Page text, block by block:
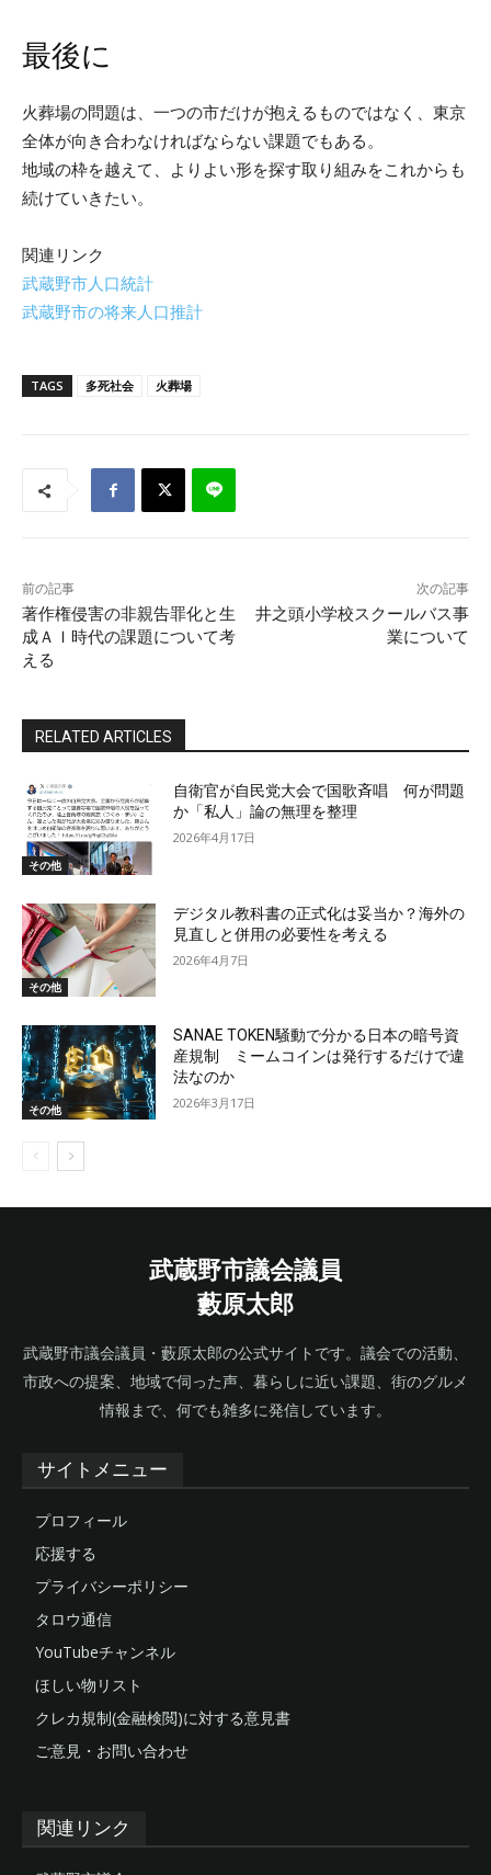
最後に
火葬場の問題は、一つの市だけが抱えるものではなく、東京
全体が向き合わなければならない課題でもある。
地域の枠を越えて、よりよい形を探す取り組みをこれからも
続けていきたい。
関連リンク
武蔵野市人口統計
武蔵野市の将来人口推計
TAGS 多死社会 火葬場
前の記事
著作権侵害の非親告罪化と生
成ＡＩ時代の課題について考
える
次の記事
井之頭小学校スクールバス事
業について
RELATED ARTICLES
その他
自衛官が自民党大会で国歌斉唱 何が問題
か「私人」論の無理を整理
2026年4月17日
その他
デジタル教科書の正式化は妥当か？海外の
見直しと併用の必要性を考える
2026年4月7日
その他
SANAE TOKEN騒動で分かる日本の暗号資
産規制 ミームコインは発行するだけで違
法なのか
2026年3月17日
武蔵野市議会議員
藪原太郎
武蔵野市議会議員・藪原太郎の公式サイトです。議会での活動、
市政への提案、地域で伺った声、暮らしに近い課題、街のグルメ
情報まで、何でも雑多に発信しています。
サイトメニュー
プロフィール
応援する
プライバシーポリシー
タロウ通信
YouTubeチャンネル
ほしい物リスト
クレカ規制(金融検閲)に対する意見書
ご意見・お問い合わせ
関連リンク